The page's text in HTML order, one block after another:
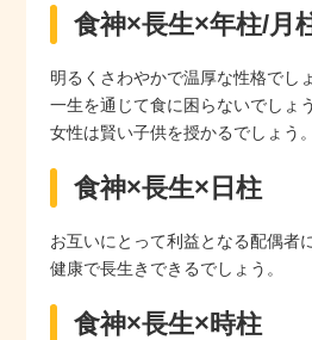
食神×長生×年柱/月
明るくさわやかで温厚な性格でし
一生を通じて食に困らないでしょう
女性は賢い子供を授かるでしょう。
食神×長生×日柱
お互いにとって利益となる配偶者
健康で長生きできるでしょう。
食神×長生×時柱